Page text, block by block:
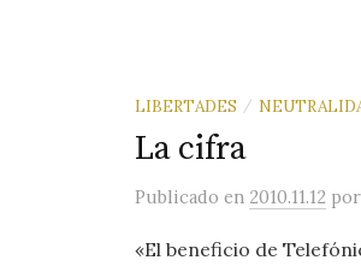
LIBERTADES /
La cifra
Publicado en 2010.11.12 por
«El beneficio de